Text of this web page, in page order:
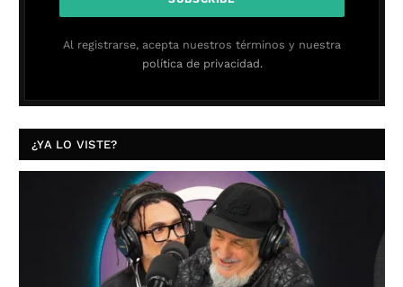
Al registrarse, acepta nuestros términos y nuestra
política de privacidad.
¿YA LO VISTE?